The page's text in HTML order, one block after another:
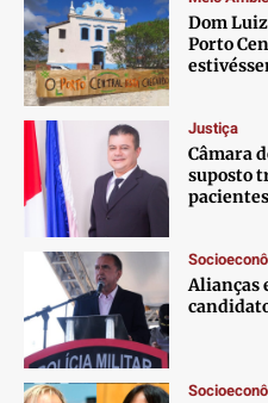
Dom
Porto
Justiça
Câmara
suposto
pacientes
Alianças